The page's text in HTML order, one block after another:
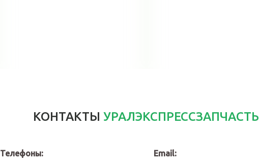
КОНТАКТЫ УРАЛЭКСПРЕССЗАПЧАСТЬ
Телефоны:
Email: